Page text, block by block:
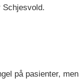
Schjesvold.
på pasienter, men